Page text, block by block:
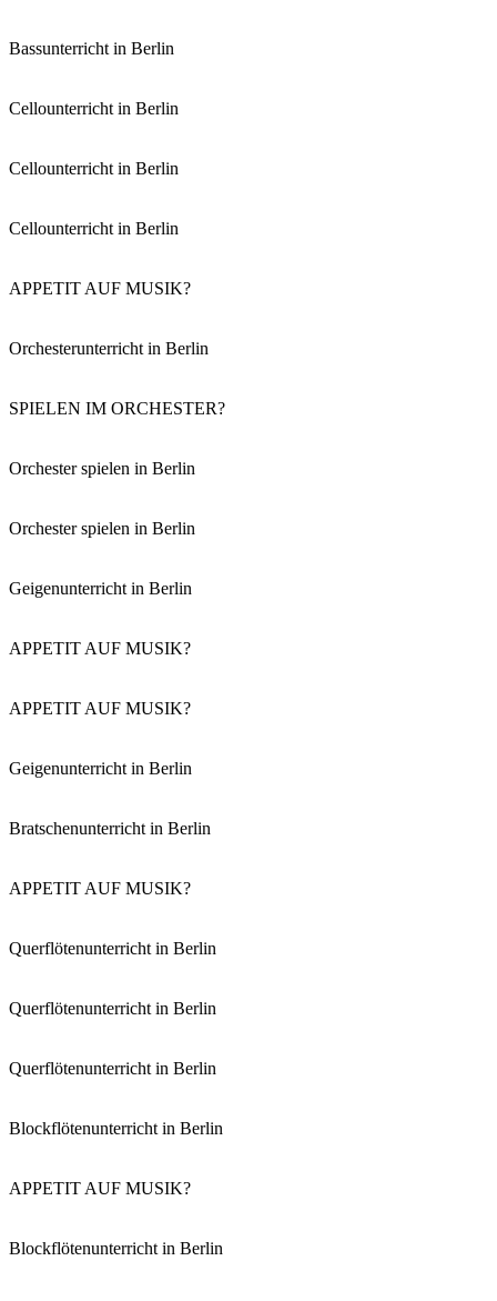
Bassunterricht in Berlin
Cellounterricht in Berlin
Cellounterricht in Berlin
Cellounterricht in Berlin
APPETIT AUF MUSIK?
Orchesterunterricht in Berlin
SPIELEN IM ORCHESTER?
Orchester spielen in Berlin
Orchester spielen in Berlin
Geigenunterricht in Berlin
APPETIT AUF MUSIK?
APPETIT AUF MUSIK?
Geigenunterricht in Berlin
Bratschenunterricht in Berlin
APPETIT AUF MUSIK?
Querflötenunterricht in Berlin
Querflötenunterricht in Berlin
Querflötenunterricht in Berlin
Blockflötenunterricht in Berlin
APPETIT AUF MUSIK?
Blockflötenunterricht in Berlin